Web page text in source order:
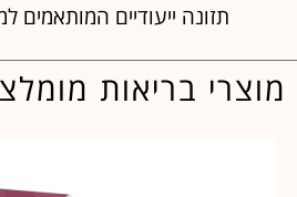
תזונה ייעודיים המותאמים
מוצרי בריאות